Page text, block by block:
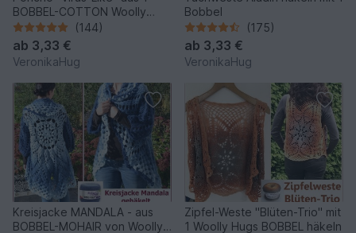
BOBBEL-COTTON Woolly
Hugs häkeln(144)
ab 3,33 €
VeronikaHug
Bobbel
(175)
ab 3,33 €
VeronikaHug
Kreisjacke MANDALA - aus
BOBBEL-MOHAIR von Woolly
Zipfel-Weste "Blüten-Trio" mit
1 Woolly Hugs BOBBEL häkeln